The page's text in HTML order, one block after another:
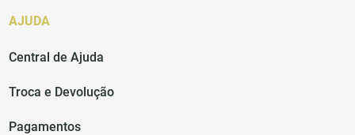
AJUDA
Central de Ajuda
Troca e Devolução
Pagamentos